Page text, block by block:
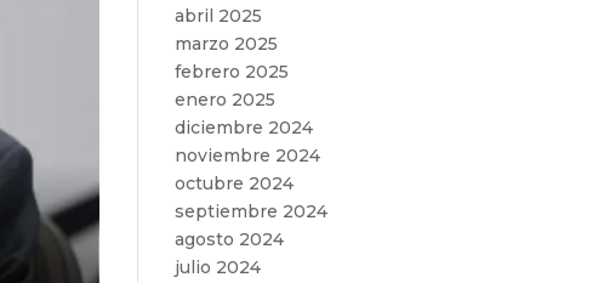
abril 2025
marzo 2025
febrero 2025
enero 2025
diciembre 2024
noviembre 2024
octubre 2024
septiembre 2024
agosto 2024
julio 2024